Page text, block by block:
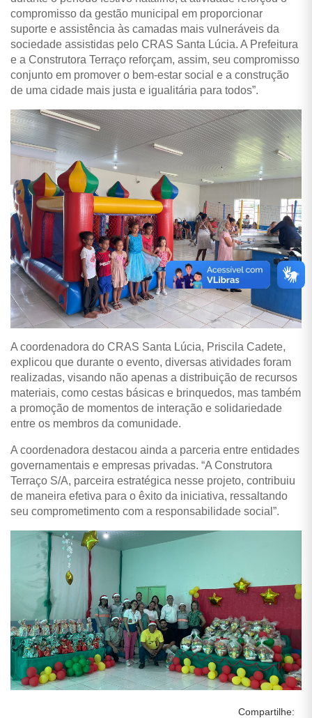
compromisso da gestão municipal em proporcionar
suporte e assistência às camadas mais vulneráveis da
sociedade assistidas pelo CRAS Santa Lúcia. A Prefeitura
e a Construtora Terraço reforçam, assim, seu compromisso
conjunto em promover o bem-estar social e a construção
de uma cidade mais justa e igualitária para todos”.
A coordenadora do CRAS Santa Lúcia, Priscila Cadete,
explicou que durante o evento, diversas atividades foram
realizadas, visando não apenas a distribuição de recursos
materiais, como cestas básicas e brinquedos, mas também
a promoção de momentos de interação e solidariedade
entre os membros da comunidade.
A coordenadora destacou ainda a parceria entre entidades
governamentais e empresas privadas. “A Construtora
Terraço S/A, parceira estratégica nesse projeto, contribuiu
de maneira efetiva para o êxito da iniciativa, ressaltando
seu comprometimento com a responsabilidade social”.
Compartilhe: